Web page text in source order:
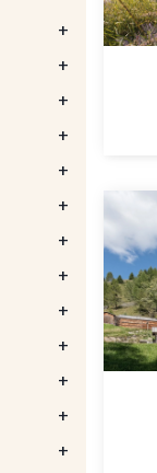
+
+
+
+
+
+
+
+
+
+
+
+
+